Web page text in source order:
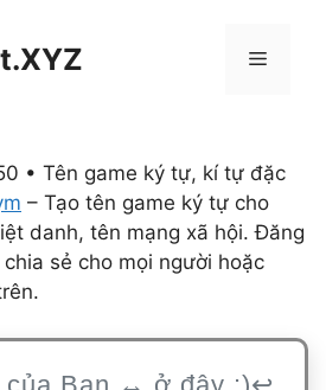
Menu
• Tên game ký tự, kí tự đặc
– Tạo tên game ký tự cho
danh, tên mạng xã hội. Đăng
sẻ cho mọi người hoặc